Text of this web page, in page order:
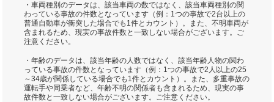
・車両種別のデータは、該当車両の数ではなく、該当車両種別の関
わっている事故の件数となっています（例：1つの事故で2台以上の
普通自動車が衝突した場合でも1件とカウント）。また、不明車両が
含まれるため、現実の事故件数と一致しない場合がございます。ご
注意ください。
・年齢のデータは、該当年齢の人数ではなく、該当年齢人物の関わ
っている事故の件数となっています（例：1つの事故で2人以上の25
～34歳が関係している場合でも1件とカウント）。また、多重事故の
運転手や同乗者など、年齢不明の関係者も含まれるため、現実の事
故件数と一致しない場合がございます。ご注意ください。